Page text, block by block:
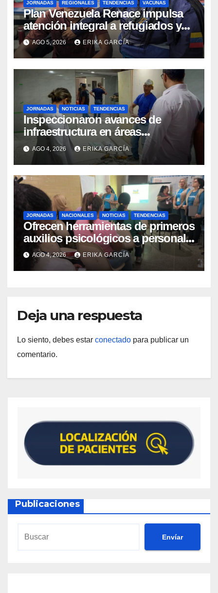
JORNADAS REGIONALES TENDENCIAS VACUNAS
​Plan Venezuela Renace impulsa
atención integral a refugiados y
evaluación de vacunación en
Aragua
AGO 5, 2026 ERIKA GARCÍA
JORNADAS NOTICIAS TENDENCIAS
Inspeccionaron avances de
infraestructura en áreas
prioritarias del IAHULA
AGO 4, 2026 ERIKA GARCÍA
JORNADAS NACIONALES NOTICIAS TENDENCIAS
Ofrecen herramientas de primeros
auxilios psicológicos a personal
de salud en el Ambulatorio La
Guaira
AGO 4, 2026 ERIKA GARCÍA
Deja una respuesta
Lo siento, debes estar conectado para publicar un
comentario.
Publicaciones
Envíar